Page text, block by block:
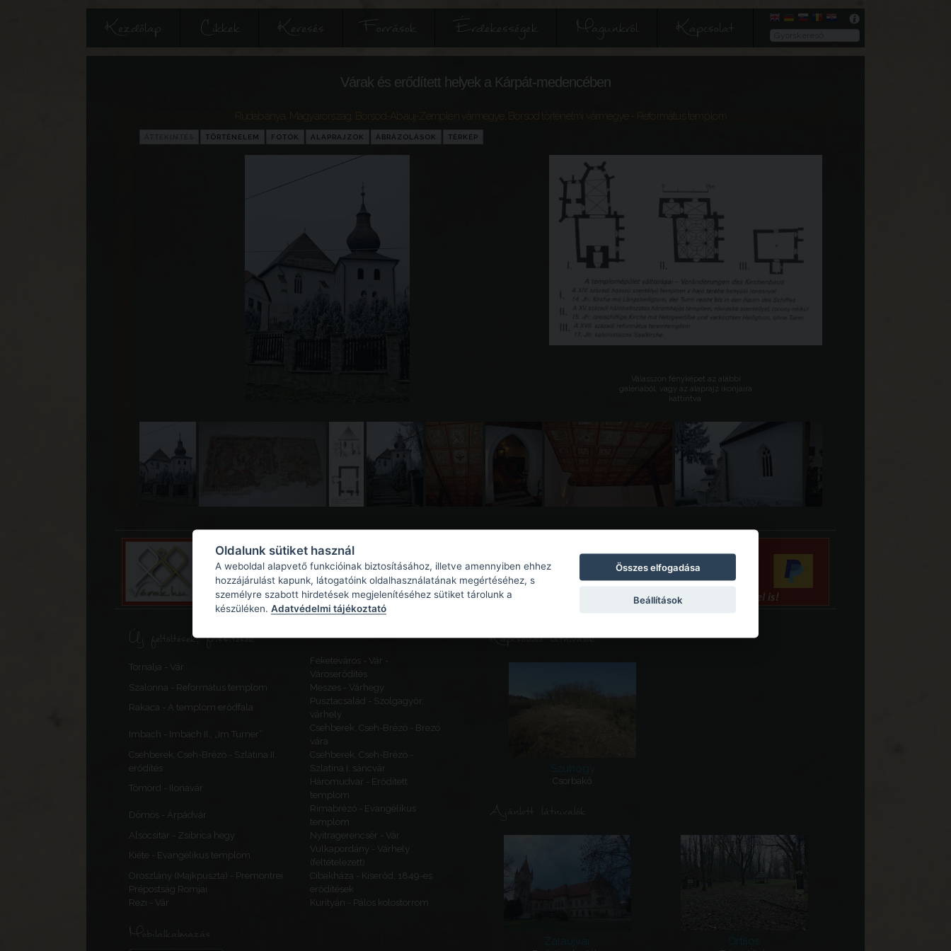
Kezdőlap Cikkek Keresés Források Érdekességek Magunkról Kapcsolat
Várak és erődített helyek a Kárpát-medencében
Magyarország Borsod-Abaúj-Zemplén vármegye Borsod történelmi vármegye - Református templom
TÖRTÉNELEM FOTÓK ALAPRAJZOK ÁBRÁZOLÁSOK TÉRKÉP
Válasszon fényképet az alábbi
galériából, vagy az alaprajz ikonjaira
kattintva.
Új feltöltések, frissítések
Tornalja - Vár
Feketeváros - Vár -
Városerődítés
Szalonna - Református templom
Meszes - Várhegy
Rakaca - A templom erődfala
Pusztacsalád - Szolgagyőr,
várhely
Imbach - Imbach II., „Im Turner”
Csehberek, Cseh-Brézó - Brezó
vára
Csehberek, Cseh-Brézó - Szlatina II.
erődítés
Csehberek, Cseh-Brézó -
Szlatina I. sáncvár
Tömörd - Ilonavár
Háromudvar - Erődített
templom
Dömös - Árpádvár
Rimabrézó - Evangélikus
templom
Alsócsitár - Zsibrica hegy
Nyitragerencsér - Vár
Kiéte - Evangélikus templom
Vulkapordány - Várhely
(feltételezett)
Oroszlány (Majkpuszta) - Premontrei
Prépostság Romjai
Cibakháza - Kiserőd, 1849-es
erődítések
Rezi - Vár
Kurityán - Pálos kolostorrom
Mobilalkalmazás
Kapcsolódó látnivalók
Szuhogy
Csorbakő
Ajánlott látnivalók
Zalaújvár Őrtilos
Oldalunk sütiket használ
A weboldal alapvető funkcióinak biztosításához, illetve amennyiben ehhez
hozzájárulást kapunk, látogatóink oldalhasználatának megértéséhez, s
személyre szabott hirdetések megjelenítéséhez sütiket tárolunk a
készüléken. Adatvédelmi tájékoztató
Összes elfogadása
Beállítások